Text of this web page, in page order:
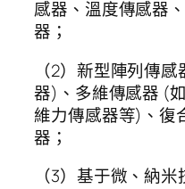
感器、溫度傳感器
器；
（2）新型陣列傳
器)、多維傳感器 (
維力傳感器等)、復
器；
（3）基于微、納